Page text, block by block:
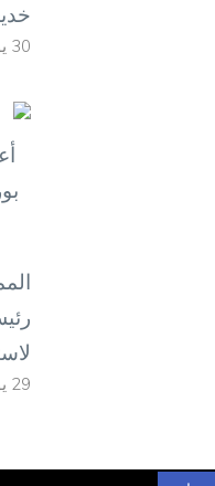
30 يوليو، 2026
29 يوليو، 2026